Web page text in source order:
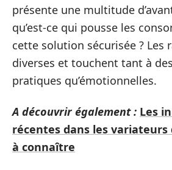
présente une multitude
qu’est-ce qui pousse les
cette solution sécurisée ? Les
diverses et touchent tant à
pratiques qu’émotionnelles.
A découvrir également : Les
récentes dans les variateurs
à connaître